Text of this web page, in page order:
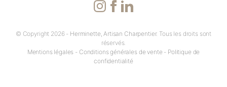
© Copyright 2026 - Herminette, Artisan Charpentier. Tous les droits sont
réservés.
Mentions légales - Conditions générales de vente - Politique de
confidentialité